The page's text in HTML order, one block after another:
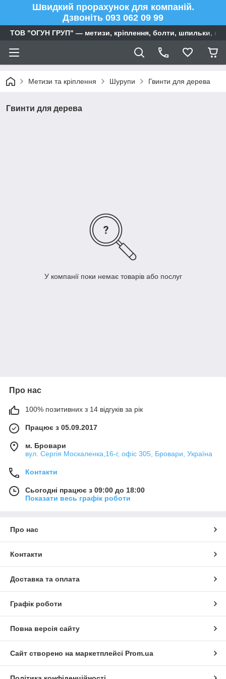
Швидкий прорахунок для компаній.
Дзвоніть 093 062 09 99
ТОВ "ОГУН ГРУП" — метизи, кріплення, болти, шпильки,
Метизи та кріплення Шурупи Гвинти для дерева
Гвинти для дерева
У компанії поки немає товарів або послуг
Про нас
100% позитивних з 14 відгуків за рік
Працює з 05.09.2017
м. Бровари
вул. Сергія Москаленка,16-г, офіс 305, Бровари, Україна
Контакти
Сьогодні працює з 09:00 до 18:00
Показати весь графік роботи
Про нас
Контакти
Доставка та оплата
Графік роботи
Повна версія сайту
Сайт створено на маркетплейсі Prom.ua